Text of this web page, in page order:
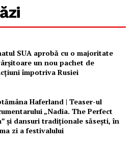
SUA aprobă cu o majoritate
un nou pachet de
împotriva Rusiei
Haferland | Teaser-ul
„Nadia. The Perfect
şi dansuri tradiţionale săseşti, în
zi a festivalului